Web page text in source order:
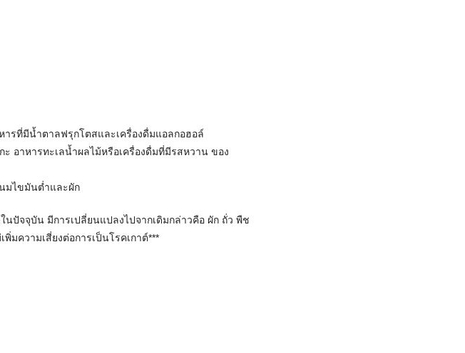
ารที่มีน้ำตาลฟรุกโตสและเครื่องดื่มแอลกอฮอล์
อาหารทะเลน้ำผลไม้หรือเครื่องดื่มที่มีรสหวาน ของ
มไขมันต่ำและผัก
นปัจจุบัน มีการเปลี่ยนแปลงไปจากเดิมกล่าวคือ ผัก ถั่ว พืช
มความเสี่ยงต่อการเป็นโรคเกาต์***